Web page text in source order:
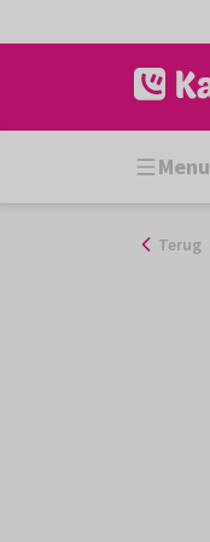
naar
Menu
Terug